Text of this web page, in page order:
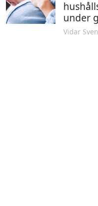
under
Vidar